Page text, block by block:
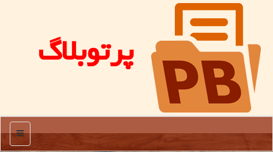
پرتوبلاگ
منو